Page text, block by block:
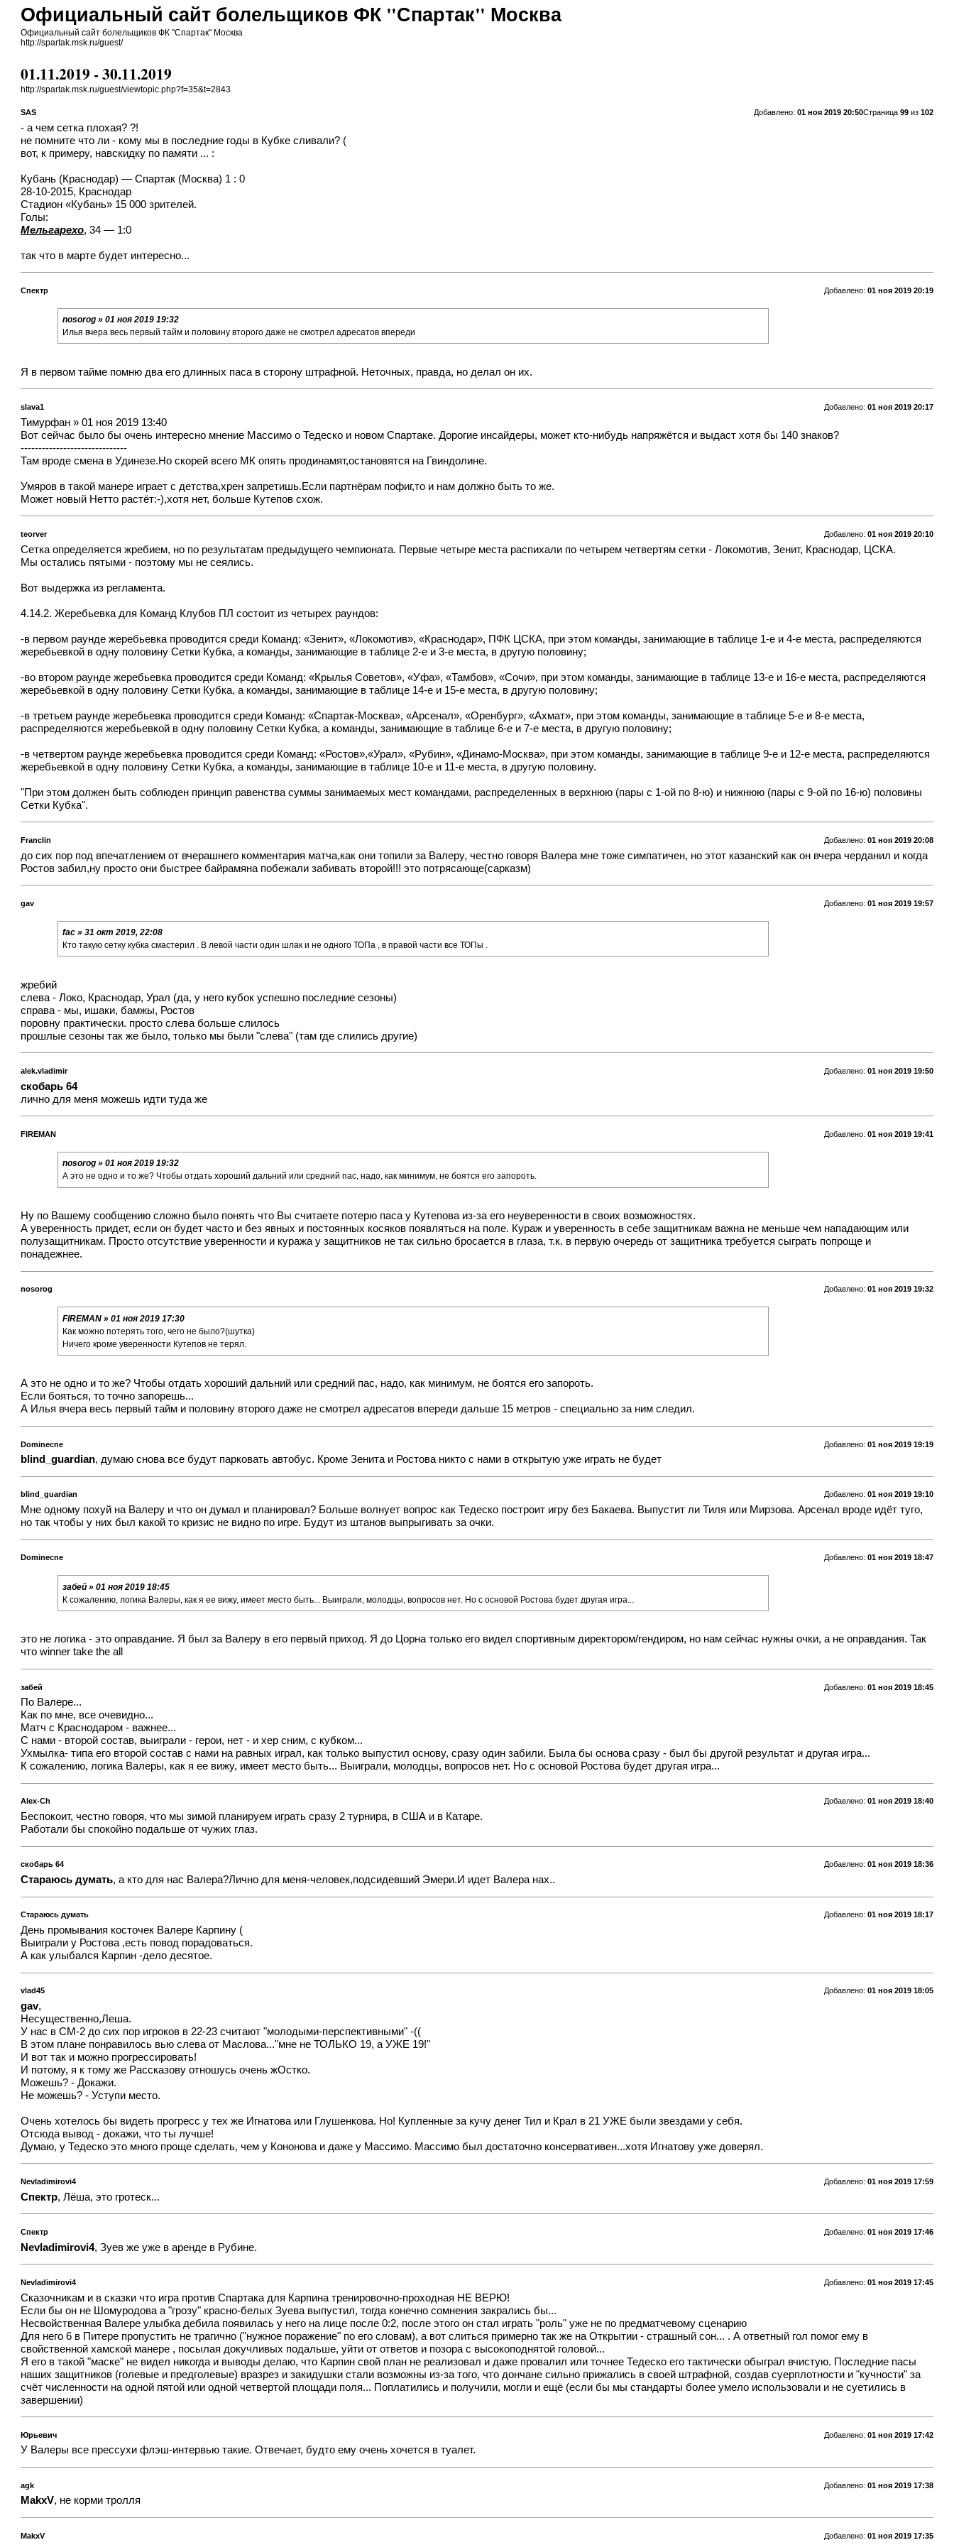
Официальный сайт болельщиков ФК "Спартак" Москва
Официальный сайт болельщиков ФК "Спартак" Москва
http://spartak.msk.ru/guest/
01.11.2019 - 30.11.2019
http://spartak.msk.ru/guest/viewtopic.php?f=35&t=2843
Страница 99из 102
Добавлено: 01 ноя 2019 20:50
SAS
- а чем сетка плохая? ?!
не помните что ли - кому мы в последние годы в Кубке сливали? (
вот, к примеру, навскидку по памяти ... :
Кубань (Краснодар) — Спартак (Москва) 1 : 0
28-10-2015, Краснодар
Стадион «Кубань» 15 000 зрителей.
Голы:
Мельгарехо, 34 — 1:0
так что в марте будет интересно...
Добавлено: 01 ноя 2019 20:19
Спектр
nosorog » 01 ноя 2019 19:32
Илья вчера весь первый тайм и половину второго даже не смотрел адресатов впереди
Я в первом тайме помню два его длинных паса в сторону штрафной. Неточных, правда, но делал он их.
Добавлено: 01 ноя 2019 20:17
slava1
Тимурфан » 01 ноя 2019 13:40
Вот сейчас было бы очень интересно мнение Массимо о Тедеско и новом Спартаке. Дорогие инсайдеры, может кто-нибудь напряжётся и выдаст хотя бы 140 знаков?
------------------------------
Там вроде смена в Удинезе.Но скорей всего МК опять продинамят,остановятся на Гвиндолине.
Умяров в такой манере играет с детства,хрен запретишь.Если партнёрам пофиг,то и нам должно быть то же.
Может новый Нетто растёт:-),хотя нет, больше Кутепов схож.
Добавлено: 01 ноя 2019 20:10
teorver
Сетка определяется жребием, но по результатам предыдущего чемпионата. Первые четыре места распихали по четырем четвертям сетки - Локомотив, Зенит, Краснодар, ЦСКА.
Мы остались пятыми - поэтому мы не сеялись.
Вот выдержка из регламента.
4.14.2. Жеребьевка для Команд Клубов ПЛ состоит из четырех раундов:
-в первом раунде жеребьевка проводится среди Команд: «Зенит», «Локомотив», «Краснодар», ПФК ЦСКА, при этом команды, занимающие в таблице 1-е и 4-е места, распределяются
жеребьевкой в одну половину Сетки Кубка, а команды, занимающие в таблице 2-е и 3-е места, в другую половину;
-во втором раунде жеребьевка проводится среди Команд: «Крылья Советов», «Уфа», «Тамбов», «Сочи», при этом команды, занимающие в таблице 13-е и 16-е места, распределяются
жеребьевкой в одну половину Сетки Кубка, а команды, занимающие в таблице 14-е и 15-е места, в другую половину;
-в третьем раунде жеребьевка проводится среди Команд: «Спартак-Москва», «Арсенал», «Оренбург», «Ахмат», при этом команды, занимающие в таблице 5-е и 8-е места,
распределяются жеребьевкой в одну половину Сетки Кубка, а команды, занимающие в таблице 6-е и 7-е места, в другую половину;
-в четвертом раунде жеребьевка проводится среди Команд: «Ростов»,«Урал», «Рубин», «Динамо-Москва», при этом команды, занимающие в таблице 9-е и 12-е места, распределяются
жеребьевкой в одну половину Сетки Кубка, а команды, занимающие в таблице 10-е и 11-е места, в другую половину.
"При этом должен быть соблюден принцип равенства суммы занимаемых мест командами, распределенных в верхнюю (пары с 1-ой по 8-ю) и нижнюю (пары с 9-ой по 16-ю) половины
Сетки Кубка".
Добавлено: 01 ноя 2019 20:08
Franclin
до сих пор под впечатлением от вчерашнего комментария матча,как они топили за Валеру, честно говоря Валера мне тоже симпатичен, но этот казанский как он вчера черданил и когда
Ростов забил,ну просто они быстрее байрамяна побежали забивать второй!!! это потрясающе(сарказм)
Добавлено: 01 ноя 2019 19:57
gav
fac » 31 окт 2019, 22:08
Кто такую сетку кубка смастерил . В левой части один шлак и не одного ТОПа , в правой части все ТОПы .
жребий
слева - Локо, Краснодар, Урал (да, у него кубок успешно последние сезоны)
справа - мы, ишаки, бамжы, Ростов
поровну практически. просто слева больше слилось
прошлые сезоны так же было, только мы были "слева" (там где слились другие)
Добавлено: 01 ноя 2019 19:50
alek.vladimir
скобарь 64
лично для меня можешь идти туда же
Добавлено: 01 ноя 2019 19:41
FIREMAN
nosorog » 01 ноя 2019 19:32
А это не одно и то же? Чтобы отдать хороший дальний или средний пас, надо, как минимум, не боятся его запороть.
Ну по Вашему сообщению сложно было понять что Вы считаете потерю паса у Кутепова из-за его неуверенности в своих возможностях.
А уверенность придет, если он будет часто и без явных и постоянных косяков появляться на поле. Кураж и уверенность в себе защитникам важна не меньше чем нападающим или
полузащитникам. Просто отсутствие уверенности и куража у защитников не так сильно бросается в глаза, т.к. в первую очередь от защитника требуется сыграть попроще и
понадежнее.
Добавлено: 01 ноя 2019 19:32
nosorog
FIREMAN » 01 ноя 2019 17:30
Как можно потерять того, чего не было?(шутка)
Ничего кроме уверенности Кутепов не терял.
А это не одно и то же? Чтобы отдать хороший дальний или средний пас, надо, как минимум, не боятся его запороть.
Если бояться, то точно запорешь...
А Илья вчера весь первый тайм и половину второго даже не смотрел адресатов впереди дальше 15 метров - специально за ним следил.
Добавлено: 01 ноя 2019 19:19
Dominecne
blind_guardian, думаю снова все будут парковать автобус. Кроме Зенита и Ростова никто с нами в открытую уже играть не будет
Добавлено: 01 ноя 2019 19:10
blind_guardian
Мне одному похуй на Валеру и что он думал и планировал? Больше волнует вопрос как Тедеско построит игру без Бакаева. Выпустит ли Тиля или Мирзова. Арсенал вроде идёт туго,
но так чтобы у них был какой то кризис не видно по игре. Будут из штанов выпрыгивать за очки.
Добавлено: 01 ноя 2019 18:47
Dominecne
забей » 01 ноя 2019 18:45
К сожалению, логика Валеры, как я ее вижу, имеет место быть... Выиграли, молодцы, вопросов нет. Но с основой Ростова будет другая игра...
это не логика - это оправдание. Я был за Валеру в его первый приход. Я до Цорна только его видел спортивным директором/гендиром, но нам сейчас нужны очки, а не оправдания. Так
что winner take the all
Добавлено: 01 ноя 2019 18:45
забей
По Валере...
Как по мне, все очевидно...
Матч с Краснодаром - важнее...
С нами - второй состав, выиграли - герои, нет - и хер сним, с кубком...
Ухмылка- типа его второй состав с нами на равных играл, как только выпустил основу, сразу один забили. Была бы основа сразу - был бы другой результат и другая игра...
К сожалению, логика Валеры, как я ее вижу, имеет место быть... Выиграли, молодцы, вопросов нет. Но с основой Ростова будет другая игра...
Добавлено: 01 ноя 2019 18:40
Alex-Ch
Беспокоит, честно говоря, что мы зимой планируем играть сразу 2 турнира, в США и в Катаре.
Работали бы спокойно подальше от чужих глаз.
Добавлено: 01 ноя 2019 18:36
скобарь 64
Стараюсь думать, а кто для нас Валера?Лично для меня-человек,подсидевший Эмери.И идет Валера нах..
Добавлено: 01 ноя 2019 18:17
Стараюсь думать
День промывания косточек Валере Карпину (
Выиграли у Ростова ,есть повод порадоваться.
А как улыбался Карпин -дело десятое.
Добавлено: 01 ноя 2019 18:05
vlad45
gav,
Несущественно,Леша.
У нас в СМ-2 до сих пор игроков в 22-23 считают "молодыми-перспективными" -((
В этом плане понравилось вью слева от Маслова..."мне не ТОЛЬКО 19, а УЖЕ 19!"
И вот так и можно прогрессировать!
И потому, я к тому же Рассказову отношусь очень жОстко.
Можешь? - Докажи.
Не можешь? - Уступи место.
Очень хотелось бы видеть прогресс у тех же Игнатова или Глушенкова. Но! Купленные за кучу денег Тил и Крал в 21 УЖЕ были звездами у себя.
Отсюда вывод - докажи, что ты лучше!
Думаю, у Тедеско это много проще сделать, чем у Кононова и даже у Массимо. Массимо был достаточно консервативен...хотя Игнатову уже доверял.
Добавлено: 01 ноя 2019 17:59
Nevladimirovi4
Спектр, Лёша, это гротеск...
Добавлено: 01 ноя 2019 17:46
Спектр
Nevladimirovi4, Зуев же уже в аренде в Рубине.
Добавлено: 01 ноя 2019 17:45
Nevladimirovi4
Сказочникам и в сказки что игра против Спартака для Карпина тренировочно-проходная НЕ ВЕРЮ!
Если бы он не Шомуродова а "грозу" красно-белых Зуева выпустил, тогда конечно сомнения закрались бы...
Несвойственная Валере улыбка дебила появилась у него на лице после 0:2, после этого он стал играть "роль" уже не по предматчевому сценарию
Для него 6 в Питере пропустить не трагично ("нужное поражение" по его словам), а вот слиться примерно так же на Открытии - страшный сон... . А ответный гол помог ему в
свойственной хамской манере , посылая докучливых подальше, уйти от ответов и позора с высокоподнятой головой...
Я его в такой "маске" не видел никогда и выводы делаю, что Карпин свой план не реализовал и даже провалил или точнее Тедеско его тактически обыграл вчистую. Последние пасы
наших защитников (голевые и предголевые) вразрез и закидушки стали возможны из-за того, что дончане сильно прижались в своей штрафной, создав суерплотности и "кучности" за
счёт численности на одной пятой или одной четвертой площади поля... Поплатились и получили, могли и ещё (если бы мы стандарты более умело использовали и не суетились в
завершении)
Добавлено: 01 ноя 2019 17:42
Юрьевич
У Валеры все прессухи флэш-интервью такие. Отвечает, будто ему очень хочется в туалет.
Добавлено: 01 ноя 2019 17:38
agk
MakxV, не корми тролля
Добавлено: 01 ноя 2019 17:35
MakxV